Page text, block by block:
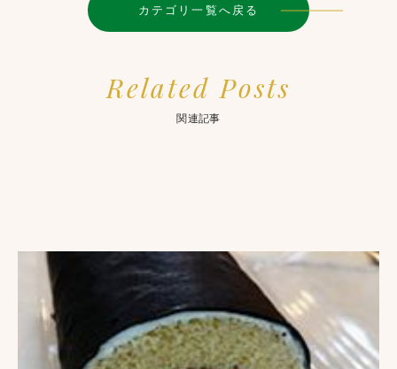
カテゴリ一覧へ戻る
Related Posts
関連記事
新商品情報
さがみはらスイーツフェスティバル２０１６